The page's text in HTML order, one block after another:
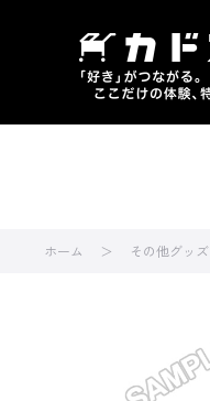
ホーム その他グッズ